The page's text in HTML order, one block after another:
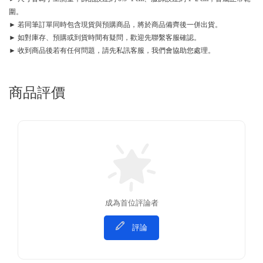
圍。
► 若同筆訂單同時包含現貨與預購商品，將於商品備齊後一併出貨。
► 如對庫存、預購或到貨時間有疑問，歡迎先聯繫客服確認。
► 收到商品後若有任何問題，請先私訊客服，我們會協助您處理。
商品評價
成為首位評論者
評論